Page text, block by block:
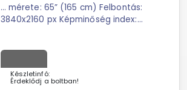
... mérete: 65” (165 cm) Felbontás:
3840x2160 px Képminőség index:
programújság (EPG) AI ...
Készletinfó:
Érdeklődj a boltban!